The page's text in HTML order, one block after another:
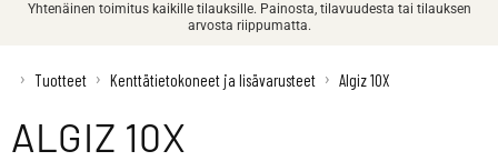
Yhtenäinen toimitus kaikille tilauksille. Painosta, tilavuudesta tai tilauksen
arvosta riippumatta.
› Tuotteet › Kenttätietokoneet ja lisävarusteet › Algiz 10X
ALGIZ 10X